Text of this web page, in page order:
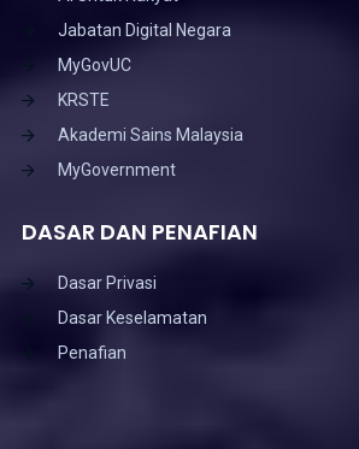
Jabatan Digital Negara
MyGovUC
KRSTE
Akademi Sains Malaysia
MyGovernment
DASAR DAN PENAFIAN
Dasar Privasi
Dasar Keselamatan
Penafian